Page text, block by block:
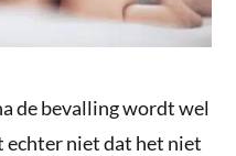
de bevalling wordt wel
echter niet dat het niet